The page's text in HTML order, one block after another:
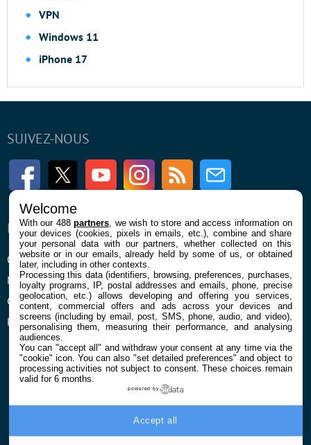
VPN
Windows 11
iPhone 17
SUIVEZ-NOUS
FacebookTwitter Youtube InstagramRSS Newsletter
ENTREPRISE
Qui sommes nous
Mentions légales et CGU
Confidentialité et Cookies
Préférences cookies
À PROPOS
La rédaction
Contact
Welcome
With our 488partners , we wish to store and access information on
your devices (cookies, pixels in emails, etc.), combine and share
your personal data with our partners, whether collected on this
website or in our emails, already held by some of us, or obtained
later, including in other contexts.
Processing this data (identifiers, browsing, preferences, purchases,
loyalty programs, IP, postal addresses and emails, phone, precise
geolocation, etc.) allows developing and offering you services,
content, commercial offers and ads across your devices and
screens (including by email, post, SMS, phone, audio, and video),
personalising them, measuring their performance, and analysing
audiences.
You can "accept all" and withdraw your consent at any time via the
"cookie" icon. You can also "set detailed preferences" and object to
processing activities not subject to consent. These choices remain
valid for 6 months.
powered by
Accept all